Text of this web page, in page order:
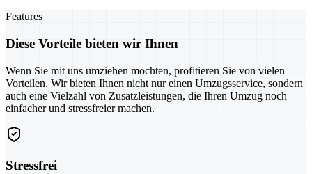
Features
Diese Vorteile bieten wir Ihnen
Wenn Sie mit uns umziehen möchten, profitieren Sie von vielen
Vorteilen. Wir bieten Ihnen nicht nur einen Umzugsservice, sondern
auch eine Vielzahl von Zusatzleistungen, die Ihren Umzug noch
einfacher und stressfreier machen.
Stressfrei